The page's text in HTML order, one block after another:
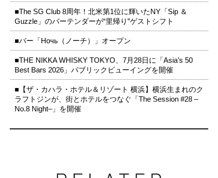
■The SG Club 8周年！北米第1位に輝いたNY「Sip ＆
Guzzle」のバーテンダーが“里帰り”ゲストシフト
■バー「Ночь（ノーチ）」オープン
■THE NIKKA WHISKY TOKYO、7月28日に「Asia’s 50
Best Bars 2026」パブリックビューイングを開催
■【ザ・カハラ・ホテル＆リゾート 横浜】横浜生まれのク
ラフトジンが、街とホテルをつなぐ「The Session #28 –
No.8 Night–」を開催